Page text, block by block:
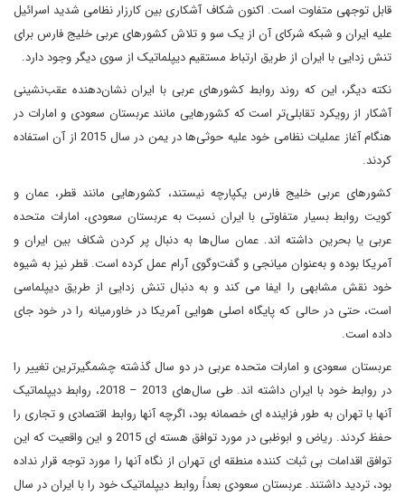
قابل توجهی متفاوت است. اکنون شکاف آشکاری بین کارزار نظامی شدید اسرائیل
علیه ایران و شبکه شرکای آن از یک سو و تلاش کشورهای عربی خلیج فارس برای
تنش زدایی با ایران از طریق ارتباط مستقیم دیپلماتیک از سوی دیگر وجود دارد.
نکته دیگر، این که روند روابط کشورهای عربی با ایران نشان‌دهنده عقب‌نشینی
آشکار از رویکرد تقابلی‌تر است که کشورهایی مانند عربستان سعودی و امارات در
هنگام آغاز عملیات نظامی خود علیه حوثی‌ها در یمن در سال 2015 از آن استفاده
کردند.
کشورهای عربی خلیج فارس یکپارچه نیستند، کشورهایی مانند قطر، عمان و
کویت روابط بسیار متفاوتی با ایران نسبت به عربستان سعودی، امارات متحده
عربی یا بحرین داشته اند. عمان سال‌ها به دنبال پر کردن شکاف بین ایران و
آمریکا بوده و به‌عنوان میانجی و گفت‌وگوی آرام عمل کرده است. قطر نیز به شیوه
خود نقش مشابهی را ایفا می کند و به دنبال تنش زدایی از طریق دیپلماسی
است، حتی در حالی که پایگاه اصلی هوایی آمریکا در خاورمیانه را در خود جای
داده است.
عربستان سعودی و امارات متحده عربی در دو سال گذشته چشمگیرترین تغییر را
در روابط خود با ایران داشته اند. طی سال‌های 2013 – 2018، روابط دیپلماتیک
آنها با تهران به طور فزاینده ای خصمانه بود، اگرچه آنها روابط اقتصادی و تجاری را
حفظ کردند. ریاض و ابوظبی در مورد توافق هسته ای 2015 و این واقعیت که این
توافق اقدامات بی ثبات کننده منطقه ای تهران از نگاه آنها را مورد توجه قرار نداده
بود، تردید داشتند. عربستان سعودی بعداً روابط دیپلماتیک خود را با ایران در سال